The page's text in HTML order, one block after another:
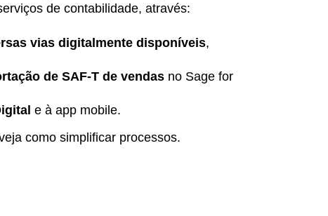
de contabilidade, através:
vias digitalmente disponíveis,
de SAF-T de vendas no Sage for
e à app mobile.
como simplificar processos.